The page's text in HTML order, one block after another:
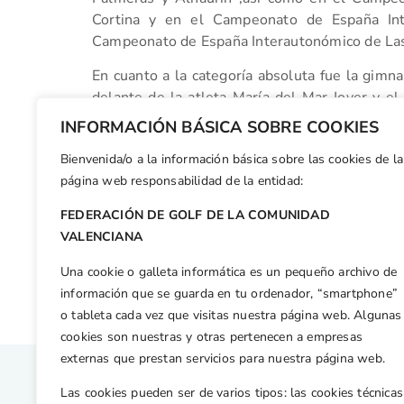
INFORMACIÓN BÁSICA SOBRE COOKIES
Bienvenida/o a la información básica sobre las cookies de la
página web responsabilidad de la entidad:
FEDERACIÓN DE GOLF DE LA COMUNIDAD
VALENCIANA
Una cookie o galleta informática es un pequeño archivo de
información que se guarda en tu ordenador, “smartphone”
o tableta cada vez que visitas nuestra página web. Algunas
cookies son nuestras y otras pertenecen a empresas
externas que prestan servicios para nuestra página web.
Las cookies pueden ser de varios tipos: las cookies técnicas
Cortina y en el Campeonato de España
Campeonato de España Interautonómico de
En cuanto a la categoría absoluta fue la
delante de la atleta María del Mar Jover y
gimnasta consigue su tercera distinción
Facebook
X WhatsApp
LinkedIn
Email